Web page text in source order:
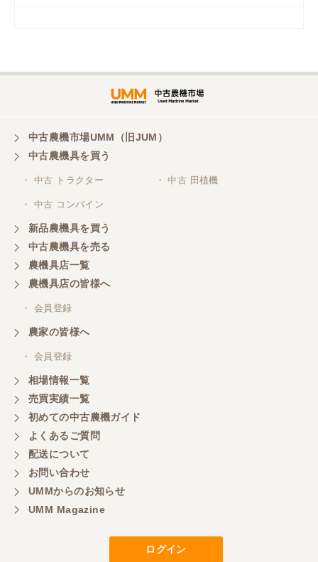
株式会社トミタモータース
中古農機市場UMM（旧JUM）
中古農機具を買う
・ 中古 トラクター ・ 中古 田植機
・ 中古 コンバイン
新品農機具を買う
中古農機具を売る
農機具店一覧
農機具店の皆様へ
・ 会員登録
農家の皆様へ
・ 会員登録
相場情報一覧
売買実績一覧
初めての中古農機ガイド
よくあるご質問
配送について
お問い合わせ
UMMからのお知らせ
UMM Magazine
ログイン